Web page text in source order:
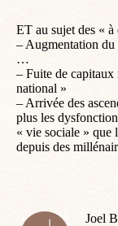
ET au sujet des « à
– Augmentation du
…
– Fuite de capitaux
national »
– Arrivée des
plus les
« vie sociale » que
depuis des
Joel